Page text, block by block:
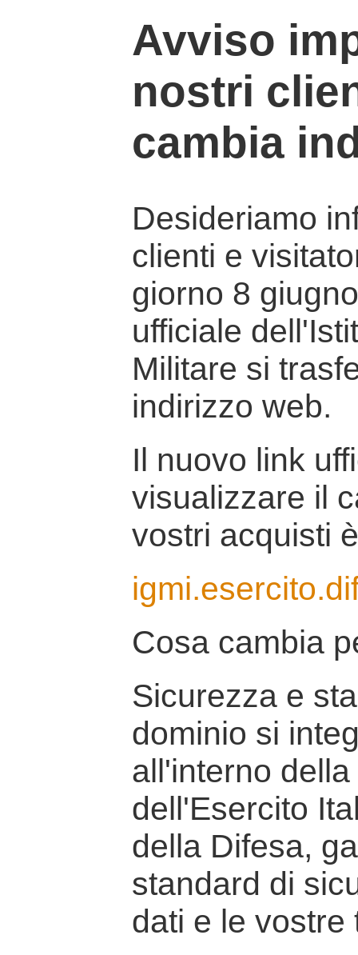
Avviso
nostri
cambia
Desideriamo
clienti e
giorno 8
ufficiale
Militare si
indirizzo web.
Il nuovo link
visualizzare il
vostri acquisti
Cosa cambia
Sicurezza e
dominio si
all'interno
dell'Esercito
della Difesa,
standard di
dati e le vostre